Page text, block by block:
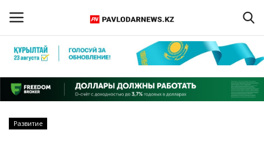
Регистрация
Главная
Развитие